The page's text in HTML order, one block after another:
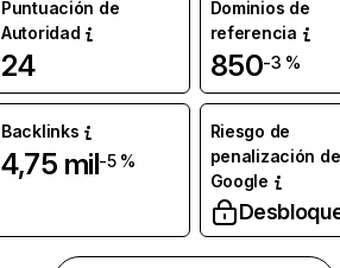
Puntuación de
Autoridad
24
Dominios de
referencia
850-3 %
Backlinks
4,75 mil-5 %
Riesgo de
penalización de
Google